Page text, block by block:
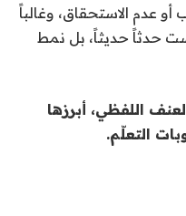
أو عدم الاستحقاق، وغالباً
حدثاً حديثاً، بل نمط
اللفظي، أبرزها
التعلّم.